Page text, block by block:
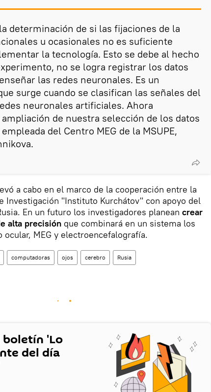
determinación de si las fijaciones de la
u ocasionales no es suficiente
la tecnología. Esto se debe al hecho
no se logra registrar los datos
las redes neuronales. Es un
surge cuando se clasifican las señales del
neuronales artificiales. Ahora
de nuestra selección de los datos
del Centro MEG de la MSUPE,
a cabo en el marco de la cooperación entre la
Investigación "Instituto Kurchátov" con apoyo del
En un futuro los investigadores planean crear
alta precisión que combinará en un sistema los
MEG y electroencefalografía.
computadoras ojos cerebro Rusia
boletín 'Lo
del día